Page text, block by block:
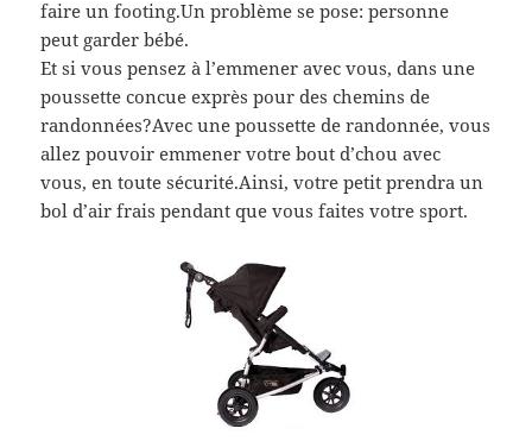
faire un footing.Un problème se pose: personne
peut garder bébé.
Et si vous pensez à l’emmener avec vous, dans une
poussette concue exprès pour des chemins de
randonnées?Avec une poussette de randonnée, vous
allez pouvoir emmener votre bout d’chou avec
vous, en toute sécurité.Ainsi, votre petit prendra un
bol d’air frais pendant que vous faites votre sport.